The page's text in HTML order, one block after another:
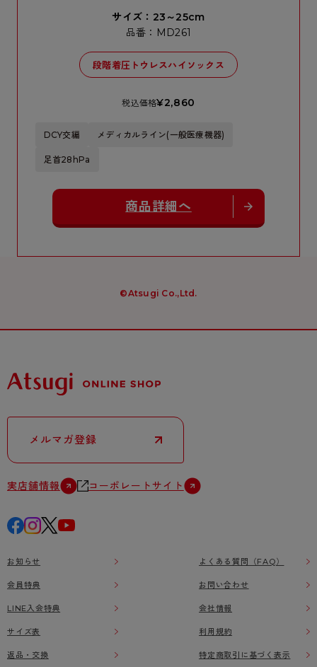
サイズ：23～25cm
品番：MD261
段階着圧トウレスハイソックス
税込価格¥2,860
DCY交編 メディカルライン(一般医療機器)
足首28hPa
商品詳細へ
©Atsugi Co.,Ltd.
メルマガ登録
実店舗情報 コーポレートサイト
お知らせ
会員特典
LINE入会特典
サイズ表
返品・交換
よくある質問（FAQ）
お問い合わせ
会社情報
利用規約
特定商取引に基づく表示